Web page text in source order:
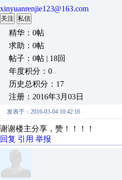
xinyuanrenjie123@163.com
关注 私信
精华：0帖
求助：0帖
帖子：0帖 | 18回
年度积分：0
历史总积分：17
注册：2016年3月03日
发表于：2016-03-04 10:42:16
谢谢楼主分享，赞！！！！
回复 引用 举报